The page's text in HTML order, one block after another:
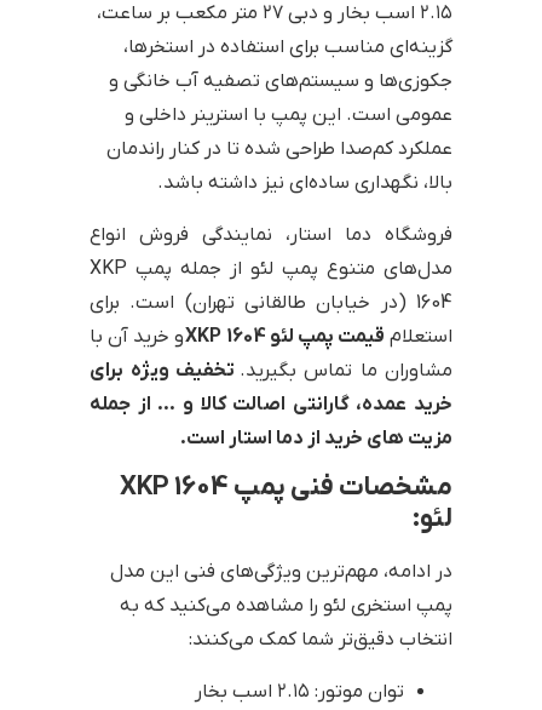
۲.۱۵ اسب بخار و دبی ۲۷ متر مکعب بر ساعت،
گزینه‌ای مناسب برای استفاده در استخرها،
جکوزی‌ها و سیستم‌های تصفیه آب خانگی و
عمومی است. این پمپ با استرینر داخلی و
عملکرد کم‌صدا طراحی شده تا در کنار راندمان
بالا، نگهداری ساده‌ای نیز داشته باشد.
فروشگاه دما استار، نمایندگی فروش انواع
مدل‌های متنوع پمپ لئو از جمله پمپ XKP
1604 (در خیابان طالقانی تهران) است. برای
استعلام قیمت پمپ لئو XKP 1604
و خرید آن با
مشاوران ما تماس بگیرید. تخفیف ویژه برای
خرید عمده، گارانتی اصالت کالا و … از جمله
مزیت های خرید از دما استار است.
مشخصات فنی پمپ XKP 1604
لئو:
در ادامه، مهم‌ترین ویژگی‌های فنی این مدل
پمپ استخری لئو را مشاهده می‌کنید که به
انتخاب دقیق‌تر شما کمک می‌کنند:
توان موتور: ۲.۱۵ اسب بخار